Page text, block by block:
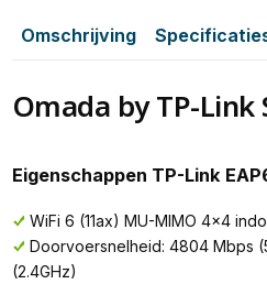
Omschrijving
Omada by TP-Link
Eigenschappen TP-Link
WiFi 6 (11ax) MU-MIMO 4x4
Doorvoersnelheid: 4804 Mbps
(2.4GHz)